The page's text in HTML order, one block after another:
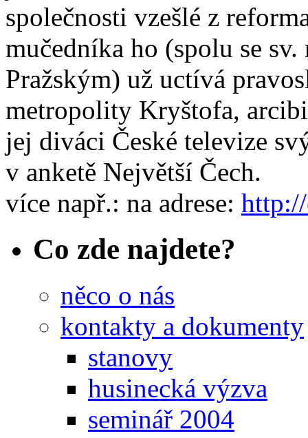
společnosti vzešlé z
mučedníka ho (spolu se
Pražským) už uctívá
metropolity Kryštofa,
jej diváci České televize
v anketě Největší Čech.
více např.: na adrese:
Co zde najdete?
něco o nás
kontakty a dokumenty
stanovy
husinecká výzva
seminář 2004